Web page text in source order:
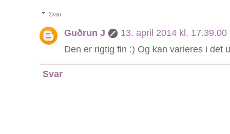
Svar
Guðrun J
13. april 2014 kl. 17.39.00
Den er rigtig fin :) Og kan varieres i det
Svar